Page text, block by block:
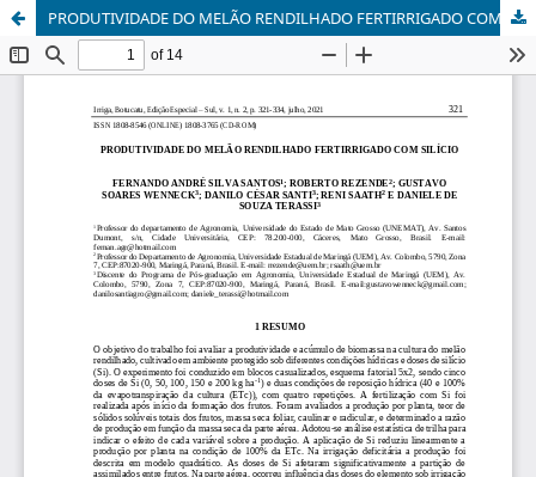
PRODUTIVIDADE DO MELÃO RENDILHADO FERTIRRIGADO COM SILÍCIO